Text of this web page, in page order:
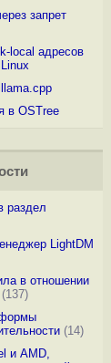
запрет
local адресов
в OSTree
раздел
LightDM
в отношении
(14)
и AMD,